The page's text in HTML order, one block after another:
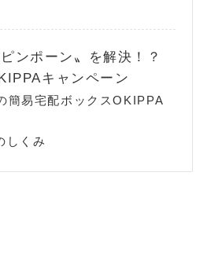
ンポーン〟を解決！？
キャンペーン
簡易宅配ボックスOKIPPA
しくみ